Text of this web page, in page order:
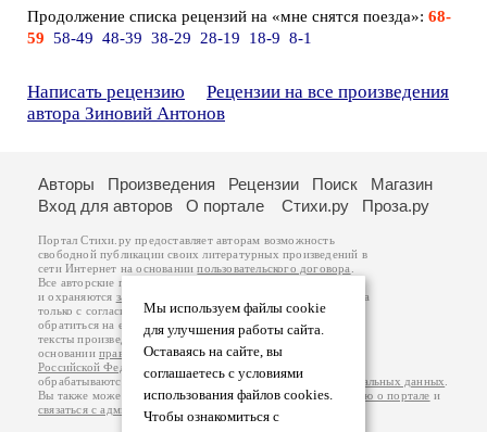
Продолжение списка рецензий на «мне снятся поезда»: 68-
59 58-49 48-39 38-29 28-19 18-9 8-1
Написать рецензию
Рецензии на все произведения
автора Зиновий Антонов
Мы используем файлы cookie
для улучшения работы сайта.
Оставаясь на сайте, вы
соглашаетесь с условиями
использования файлов cookies.
Чтобы ознакомиться с
Авторы Произведения Рецензии Поиск
Магазин
Вход для авторов
О портале Стихи.ру Проза.ру
Портал Стихи.ру предоставляет авторам возможность
свободной публикации своих литературных произведений в
сети Интернет на основаниипользовательского договора
Все авторские права на произведения принадлежат авторам
и охраняются законом
. Перепечатка произведений возможна
только с согласия его автора, к которому вы можете
обратиться на его авторской странице. Ответственность за
тексты произведений авторы несут самостоятельно на
основанииправил публикацииизаконодательства
Российской Федерации
обрабатываются на основанииПолитики обработки персональных данных
Вы также можете посмотреть более подробнуюинформацию о портале и
связаться с администрацией